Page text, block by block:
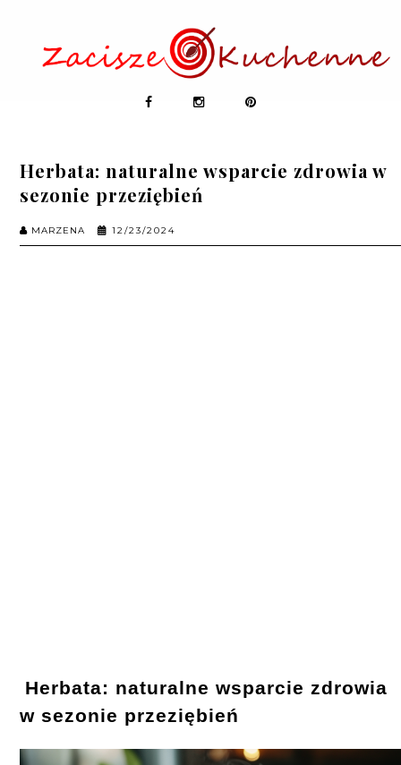
Herbata: naturalne wsparcie zdrowia w
sezonie przeziębień
MARZENA 12/23/2024
Herbata: naturalne wsparcie zdrowia
w sezonie przeziębień